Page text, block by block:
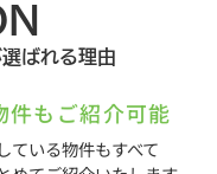
選ばれる理由
件もご紹介可能
ている物件もすべて